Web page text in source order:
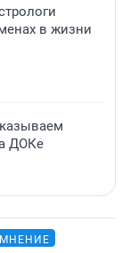
в жизни
ДОКе
МНЕНИЕ